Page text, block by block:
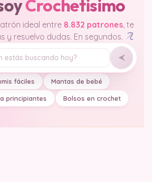
Crochetisimo
ideal entre 8.832 patrones , te
y resuelvo dudas. En segundos.
fáciles Mantas de bebé
principiantes Bolsos en crochet